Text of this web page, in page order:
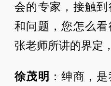
会的专家，接触
和问题，您怎么
张老师所讲的界定
徐茂明 ：绅商，